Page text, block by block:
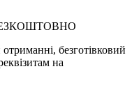
БЕЗКОШТОВНО
безготівковий
на